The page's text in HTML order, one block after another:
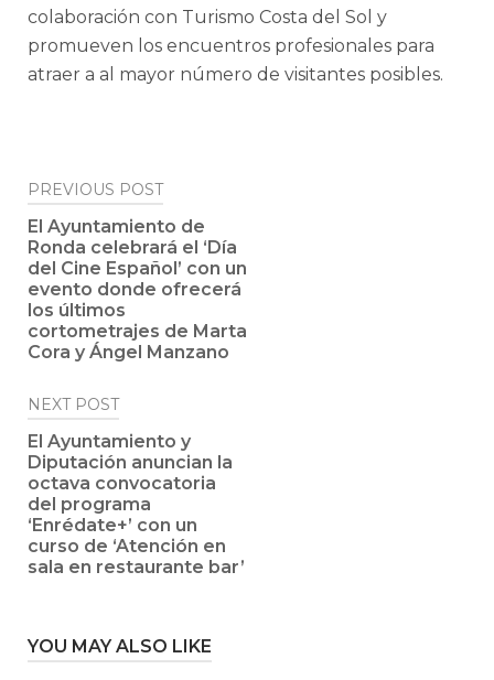
colaboración con Turismo Costa del Sol y
promueven los encuentros profesionales para
atraer a al mayor número de visitantes posibles.
Post
navigation
PREVIOUS POST
El Ayuntamiento de
Ronda celebrará el ‘Día
del Cine Español’ con un
evento donde ofrecerá
los últimos
cortometrajes de Marta
Cora y Ángel Manzano
NEXT POST
El Ayuntamiento y
Diputación anuncian la
octava convocatoria
del programa
‘Enrédate+’ con un
curso de ‘Atención en
sala en restaurante bar’
YOU MAY ALSO LIKE